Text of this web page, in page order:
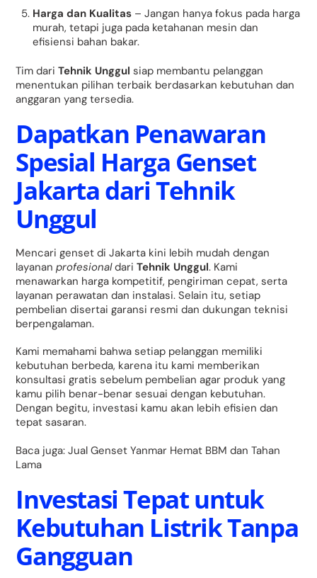
Harga dan Kualitas – Jangan hanya fokus pada harga
murah, tetapi juga pada ketahanan mesin dan
efisiensi bahan bakar.
Tim dariTehnik Unggul siap membantu pelanggan
menentukan pilihan terbaik berdasarkan kebutuhan dan
anggaran yang tersedia.
Dapatkan Penawaran
Spesial Harga Genset
Jakarta dari Tehnik
Unggul
Mencari genset di Jakarta kini lebih mudah dengan
layananprofesionaldariTehnik Unggul. Kami
menawarkan harga kompetitif, pengiriman cepat, serta
layanan perawatan dan instalasi. Selain itu, setiap
pembelian disertai garansi resmi dan dukungan teknisi
berpengalaman.
Kami memahami bahwa setiap pelanggan memiliki
kebutuhan berbeda, karena itu kami memberikan
konsultasi gratis sebelum pembelian agar produk yang
kamu pilih benar-benar sesuai dengan kebutuhan.
Dengan begitu, investasi kamu akan lebih efisien dan
tepat sasaran.
Baca juga:Jual Genset Yanmar Hemat BBM dan Tahan
Lama
Investasi Tepat untuk
Kebutuhan Listrik Tanpa
Gangguan